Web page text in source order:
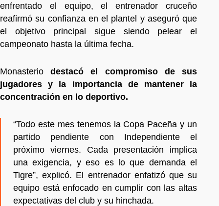
enfrentado el equipo, el entrenador cruceño
reafirmó su confianza en el plantel y aseguró que
el objetivo principal sigue siendo pelear el
campeonato hasta la última fecha.
Monasteriodestacó el compromiso de sus
jugadores y la importancia de mantener la
concentración en lo deportivo.
“Todo este mes tenemos la Copa Paceña y un
partido pendiente con Independiente el
próximo viernes. Cada presentación implica
una exigencia, y eso es lo que demanda el
Tigre”, explicó. El entrenador enfatizó que su
equipo está enfocado en cumplir con las altas
expectativas del club y su hinchada.